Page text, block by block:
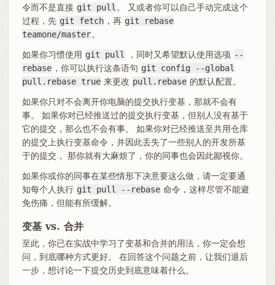
令而不是直接 git pull 。 又或者你可以自己手动完成这个
过程，先 git fetch ，再 git rebase
teamone/master 。
如果你习惯使用 git pull ，同时又希望默认使用选项 --
rebase ，你可以执行这条语句 git config --global
pull.rebase true 来更改 pull.rebase 的默认配置。
如果你只对不会离开你电脑的提交执行变基，那就不会有
事。 如果你对已经推送过的提交执行变基，但别人没有基于
它的提交，那么也不会有事。 如果你对已经推送至共用仓库
的提交上执行变基命令，并因此丢失了一些别人的开发所基
于的提交， 那你就有大麻烦了，你的同事也会因此鄙视你。
如果你或你的同事在某些情形下决意要这么做，请一定要通
知每个人执行 git pull --rebase 命令，这样尽管不能避
免伤痛，但能有所缓解。
变基 vs. 合并
至此，你已在实战中学习了变基和合并的用法，你一定会想
问，到底哪种方式更好。 在回答这个问题之前，让我们退后
一步，想讨论一下提交历史到底意味着什么。